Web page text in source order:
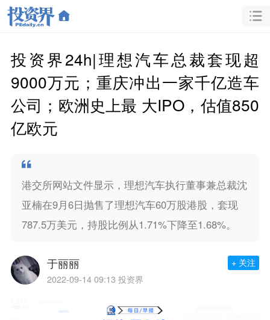
投资界24h|理想汽车总裁套现超
9000万元；重庆冲出一家千亿造车
公司；欧洲史上最 大IPO，估值850
亿欧元
港交所网站文件显示，理想汽车执行董事兼总裁沈
亚楠在9月6日抛售了理想汽车60万股港股，套现
787.5万美元，持股比例从1.71%下降至1.68%。
于丽丽
2022-09-14 09:13 投资界
+ 关注